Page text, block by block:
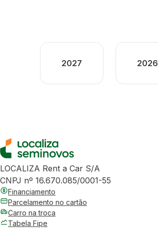
2027 2026
LOCALIZA Rent a Car S/A
CNPJ nº 16.670.085/0001-55
Financiamento
Parcelamento no cartão
Carro na troca
Tabela Fipe